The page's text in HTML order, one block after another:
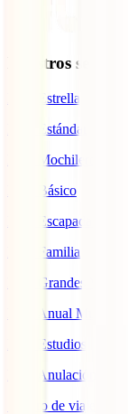
Nuestros seguros
IATI Estrella
IATI Estándar
IATI Mochilero
IATI Básico
IATI Escapadas
IATI Familia
IATI Grandes Viajeros
IATI Anual Multiviaje
IATI Estudios
IATI Anulación
Seguro de viaje